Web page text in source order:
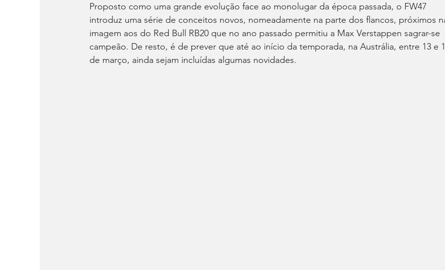
Proposto como uma grande evolução face ao monolugar da época passada, o FW47
introduz uma série de conceitos novos, nomeadamente na parte dos flancos, próximos
imagem aos do Red Bull RB20 que no ano passado permitiu a Max Verstappen sagrar-se
campeão. De resto, é de prever que até ao início da temporada, na Austrália, entre 13 e
de março, ainda sejam incluídas algumas novidades.